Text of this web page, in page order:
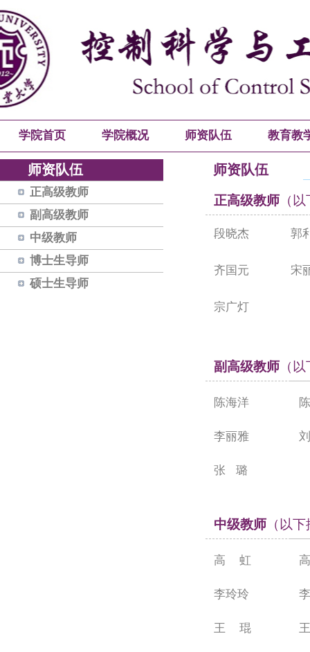
学院首页 学院概况 师资队伍 教育教
师资队伍
正高级教师
副高级教师
中级教师
博士生导师
硕士生导师
师资队伍
正高级教师 （
段晓杰 郭
齐国元 宋
宗广灯
副高级教师 （
陈海洋
李丽雅
张 璐
中级教师 （以
高 虹
李玲玲
王 琨